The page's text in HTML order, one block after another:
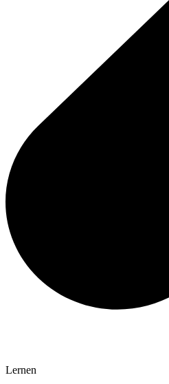
Lernen